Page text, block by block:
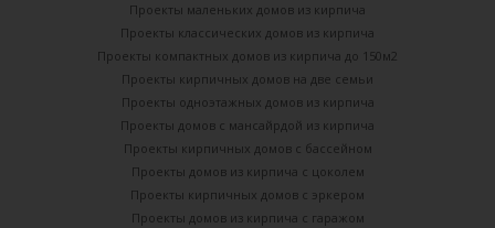
Проекты маленьких домов из кирпича
Проекты классических домов из кирпича
Проекты компактных домов из кирпича до 150м2
Проекты кирпичных домов на две семьи
Проекты одноэтажных домов из кирпича
Проекты домов с мансайрдой из кирпича
Проекты кирпичных домов с бассейном
Проекты домов из кирпича с цоколем
Проекты кирпичных домов с эркером
Проекты домов из кирпича с гаражом